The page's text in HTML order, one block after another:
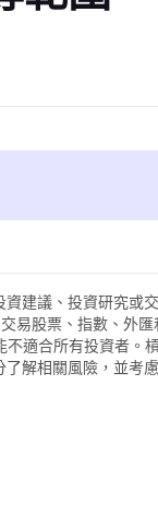
建議、投資研究或
易股票、指數、外
不適合所有投資者。
解相關風險，並考